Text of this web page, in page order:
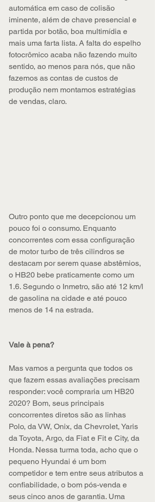
automática em caso de colisão
iminente, além de chave presencial e
partida por botão, boa multimídia e
mais uma farta lista. A falta do espelho
fotocrômico acaba não fazendo muito
sentido, ao menos para nós, que não
fazemos as contas de custos de
produção nem montamos estratégias
de vendas, claro.
Outro ponto que me decepcionou um
pouco foi o consumo. Enquanto
concorrentes com essa configuração
de motor turbo de três cilindros se
destacam por serem quase abstêmios,
o HB20 bebe praticamente como um
1.6. Segundo o Inmetro, são até 12 km/l
de gasolina na cidade e até pouco
menos de 14 na estrada.
Vale à pena?
Mas vamos a pergunta que todos os
que fazem essas avaliações precisam
responder: você compraria um HB20
2020? Bom, seus principais
concorrentes diretos são as linhas
Polo, da VW, Onix, da Chevrolet, Yaris
da Toyota, Argo, da Fiat e Fit e City, da
Honda. Nessa turma toda, acho que o
pequeno Hyundai é um bom
competidor e tem entre seus atributos a
confiabilidade, o bom pós-venda e
seus cinco anos de garantia. Uma